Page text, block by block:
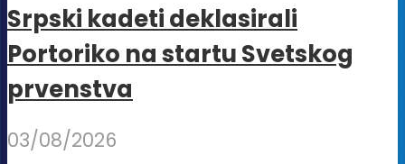
Srpski kadeti deklasirali
Portoriko na startu Svetskog
prvenstva
03/08/2026